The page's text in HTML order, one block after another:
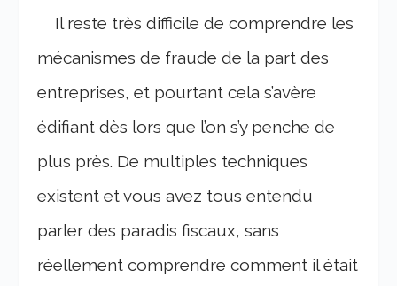
Il reste très difficile de comprendre les
mécanismes de fraude de la part des
entreprises, et pourtant cela s’avère
édifiant dès lors que l’on s’y penche de
plus près. De multiples techniques
existent et vous avez tous entendu
parler des paradis fiscaux, sans
réellement comprendre comment il était